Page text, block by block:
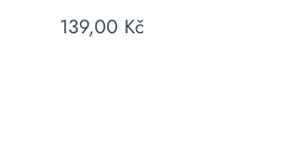
139,00 Kč